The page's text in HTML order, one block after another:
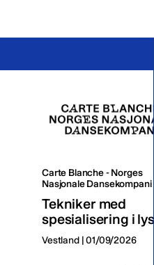
Carte Blanche - Norges
Nasjonale Dansekompani
Tekniker med
spesialisering i lys
Vestland | 01/09/2026